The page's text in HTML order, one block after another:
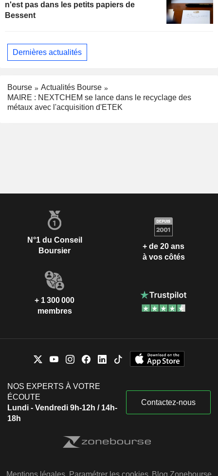
n'est pas dans les petits papiers de
Bessent
Dernières actualités
Bourse
Actualités Bourse
MAIRE : NEXTCHEM se lance dans le recyclage des
métaux avec l'acquisition d'ETEK
N°1 du Conseil
Boursier
+ de 20 ans
à vos côtés
+ 1 300 000
membres
NOS EXPERTS À VOTRE
ÉCOUTE
Lundi - Vendredi 9h-12h / 14h-
18h
Contactez-nous